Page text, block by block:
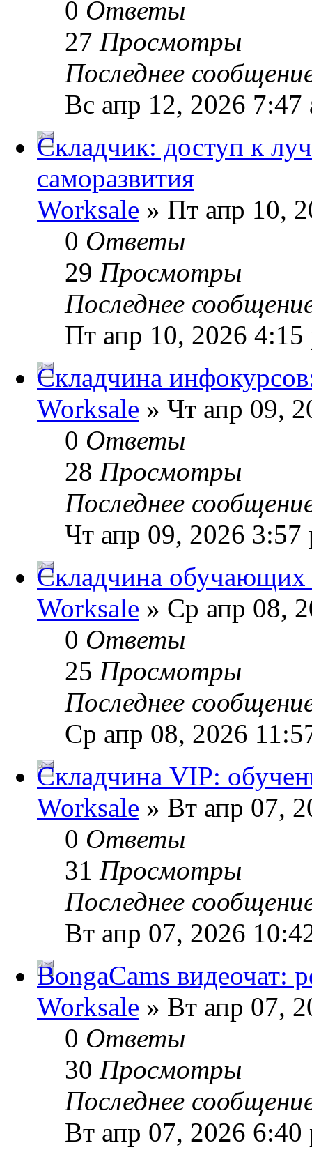
0 Ответы
27 Просмотры
Последнее
Вс апр 12, 2026 7:47
Складчик: доступ к
саморазвития
Worksale » Пт апр 10,
0 Ответы
29 Просмотры
Последнее
Пт апр 10, 2026 4:15
Складчина
Worksale » Чт апр 09,
0 Ответы
28 Просмотры
Последнее
Чт апр 09, 2026 3:57
Складчина
Worksale » Ср апр 08,
0 Ответы
25 Просмотры
Последнее
Ср апр 08, 2026
Складчина VIP:
Worksale » Вт апр 07,
0 Ответы
31 Просмотры
Последнее
Вт апр 07, 2026
BongaCams видеочат:
Worksale » Вт апр 07,
0 Ответы
30 Просмотры
Последнее
Вт апр 07, 2026 6:40